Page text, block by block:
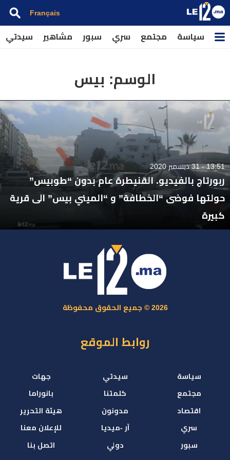
Français
سياسة مجتمع سري سبور مشاهير سيدتي
الوسم: بيس
13:51 - 31 ديسمبر 2020
ربورتاج بالفيديو. القنيطرة عام بدون “طوبيس”
حولتها فوضى “الخطافة” و “الميني بيس” الى قرية
كبيرة
2026 © جميع الحقوق محفوظة
روابط الموقع
سياسة
مجتمع
اقتصاد
سري
سبور
سيدتي
كلمتنا
مدونون
آر -ميديا
دولي
جهات
بانوراما
هيئة التحرير
للإعلان معنا
اتصل بنا